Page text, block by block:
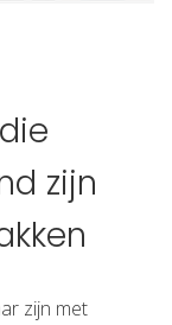
zijn
zijn met